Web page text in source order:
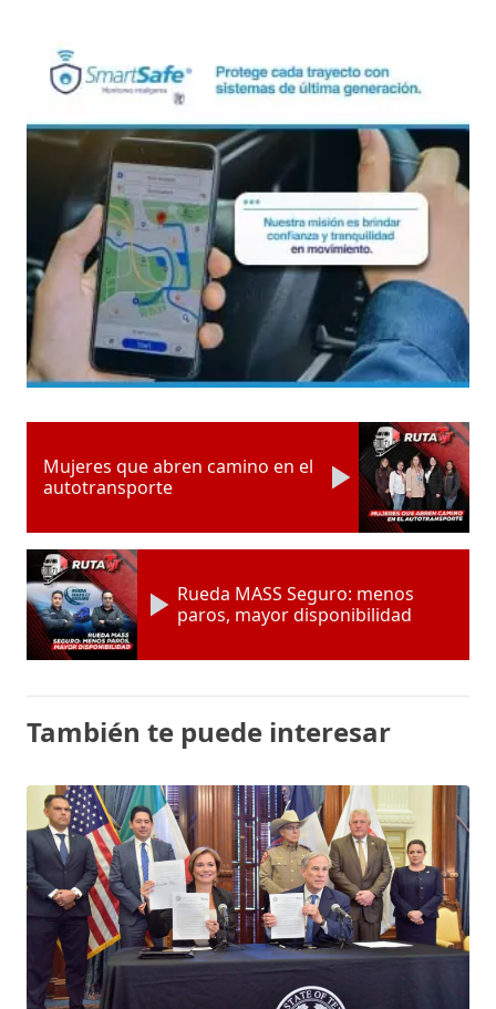
Mujeres que abren camino en el
autotransporte
Rueda MASS Seguro: menos
paros, mayor disponibilidad
También te puede interesar